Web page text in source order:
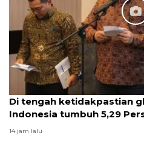
Di tengah ketidakpastian
Indonesia tumbuh 5,29
14 jam lalu